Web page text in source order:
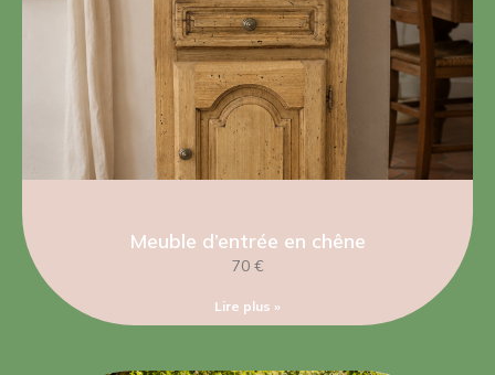
Meuble d’entrée en chêne
70 €
Lire plus »